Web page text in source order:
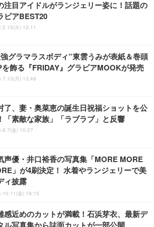
注目アイドルがランジェリー姿に！話題の
ビアBEST20
火) 12:11
グラマラスボディ”東雲うみが表紙＆巻頭
を飾る『FRIDAY』グラビアMOOKが発売
月) 13:48
了、妻・奥菜恵の誕生日祝福ショットを公
「素敵な家族」「ラブラブ」と反響
金) 10:27
声優・井口裕香の写真集「MORE MORE
」が4刷決定！ 水着やランジェリーで美
ィ披露
金) 19:15
感近めのカットが満載！石浜芽衣、最新デ